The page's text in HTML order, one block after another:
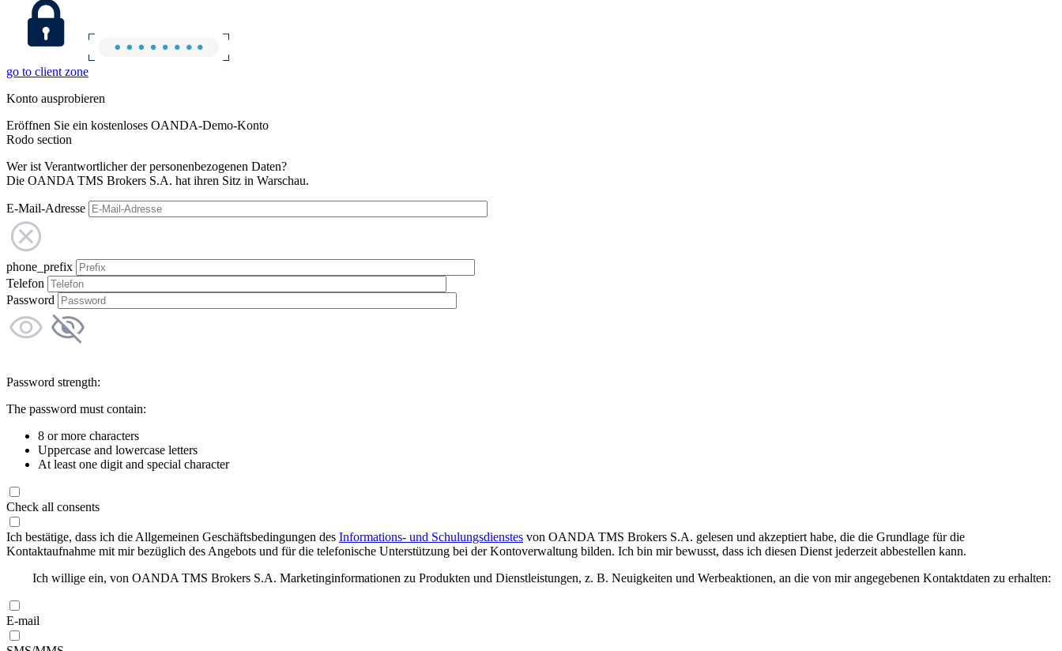
go to client zone
Konto ausprobieren
Eröffnen Sie ein kostenloses OANDA-Demo-Konto
Rodo section
Wer ist Verantwortlicher der personenbezogenen Daten?
Die OANDA TMS Brokers S.A. hat ihren Sitz in Warschau.
E-Mail-Adresse
phone_prefix
Telefon
Password
Password strength:
The password must contain:
8 or more characters
Uppercase and lowercase letters
At least one digit and special character
Check all consents
Ich bestätige, dass ich die Allgemeinen Geschäftsbedingungen des Informations- und Schulungsdienstes von OANDA TMS Brokers S.A. gelesen und akzeptiert habe, die die Grundlage für die
Kontaktaufnahme mit mir bezüglich des Angebots und für die telefonische Unterstützung bei der Kontoverwaltung bilden. Ich bin mir bewusst, dass ich diesen Dienst jederzeit abbestellen kann.
Ich willige ein, von OANDA TMS Brokers S.A. Marketinginformationen zu Produkten und Dienstleistungen, z. B. Neuigkeiten und Werbeaktionen, an die von mir angegebenen Kontaktdaten zu erhalten:
E-mail